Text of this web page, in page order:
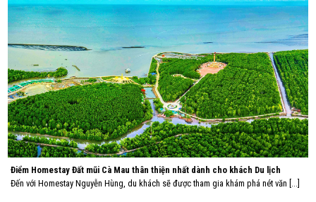
Điểm Homestay Đất mũi Cà Mau thân thiện nhất dành cho khách Du lịch
Đến với Homestay Nguyễn Hùng, du khách sẽ được tham gia khám phá nét văn [...]